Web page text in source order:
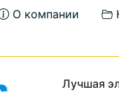
О компании
Лучшая